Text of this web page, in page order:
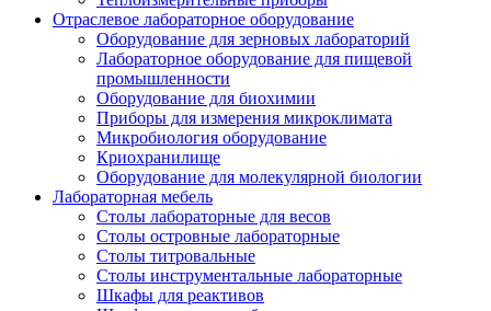
Отраслевое лабораторное оборудование
Оборудование для зерновых лабораторий
Лабораторное оборудование для пищевой
промышленности
Оборудование для биохимии
Приборы для измерения микроклимата
Микробиология оборудование
Криохранилище
Оборудование для молекулярной биологии
Лабораторная мебель
Столы лабораторные для весов
Столы островные лабораторные
Столы титровальные
Столы инструментальные лабораторные
Шкафы для реактивов